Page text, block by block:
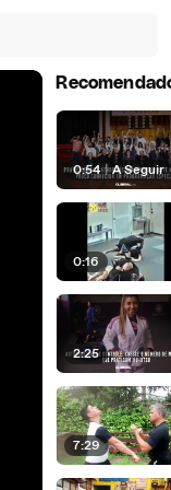
0:54 | A Seguir
0:16
2:25
7:29